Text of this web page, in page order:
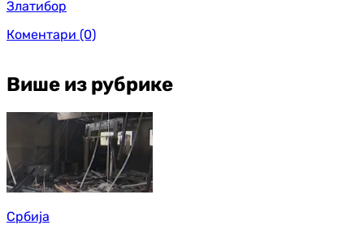
Златибор
Коментари (0)
Више из рубрике
Србија